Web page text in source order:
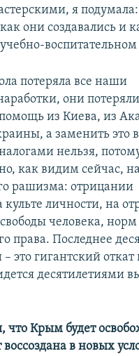
я подумала:
они создавались и
воспитательном
потеряла все наши
они потеряли
из Киева, из
а заменить это
нельзя,
как видим сейчас,
рашизма: отрицании
личности, на
человека, норм
права. Последнее
это гигантский откат
десятилетиями
что Крым будет
в новых